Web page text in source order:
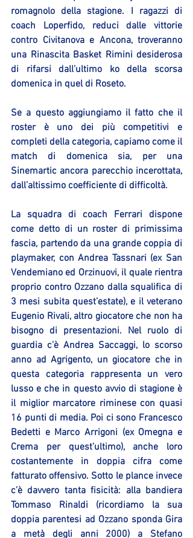
romagnolo della stagione. I ragazzi di
coach Loperfido, reduci dalle vittorie
contro Civitanova e Ancona, troveranno
una Rinascita Basket Rimini desiderosa
di rifarsi dall’ultimo ko della scorsa
domenica in quel di Roseto.
Se a questo aggiungiamo il fatto che il
roster è uno dei più competitivi e
completi della categoria, capiamo come il
match di domenica sia, per una
Sinemartic ancora parecchio incerottata,
dall’altissimo coefficiente di difficoltà.
La squadra di coach Ferrari dispone
come detto di un roster di primissima
fascia, partendo da una grande coppia di
playmaker, con Andrea Tassnari (ex San
Vendemiano ed Orzinuovi, il quale rientra
proprio contro Ozzano dalla squalifica di
3 mesi subita quest’estate), e il veterano
Eugenio Rivali, altro giocatore che non ha
bisogno di presentazioni. Nel ruolo di
guardia c’è Andrea Saccaggi, lo scorso
anno ad Agrigento, un giocatore che in
questa categoria rappresenta un vero
lusso e che in questo avvio di stagione è
il miglior marcatore riminese con quasi
16 punti di media. Poi ci sono Francesco
Bedetti e Marco Arrigoni (ex Omegna e
Crema per quest’ultimo), anche loro
costantemente in doppia cifra come
fatturato offensivo. Sotto le plance invece
c’è davvero tanta fisicità: alla bandiera
Tommaso Rinaldi (ricordiamo la sua
doppia parentesi ad Ozzano sponda Gira
a metà degli anni 2000) a Stefano